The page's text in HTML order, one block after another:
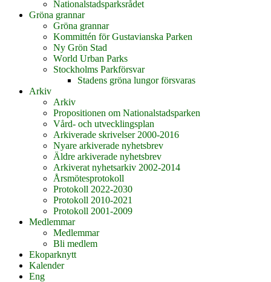
Nationalstadsparksrådet
Gröna grannar
Gröna grannar
Kommittén för Gustavianska Parken
Ny Grön Stad
World Urban Parks
Stockholms Parkförsvar
Stadens gröna lungor försvaras
Arkiv
Arkiv
Propositionen om Nationalstadsparken
Vård- och utvecklingsplan
Arkiverade skrivelser 2000-2016
Nyare arkiverade nyhetsbrev
Äldre arkiverade nyhetsbrev
Arkiverat nyhetsarkiv 2002-2014
Årsmötesprotokoll
Protokoll 2022-2030
Protokoll 2010-2021
Protokoll 2001-2009
Medlemmar
Medlemmar
Bli medlem
Ekoparknytt
Kalender
Eng